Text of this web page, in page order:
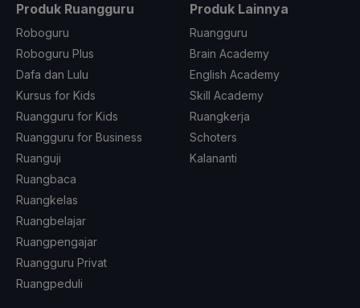
Produk Ruangguru
Roboguru
Roboguru Plus
Dafa dan Lulu
Kursus for Kids
Ruangguru for Kids
Ruangguru for Business
Ruanguji
Ruangbaca
Ruangkelas
Ruangbelajar
Ruangpengajar
Ruangguru Privat
Ruangpeduli
Produk Lainnya
Ruangguru
Brain Academy
English Academy
Skill Academy
Ruangkerja
Schoters
Kalananti